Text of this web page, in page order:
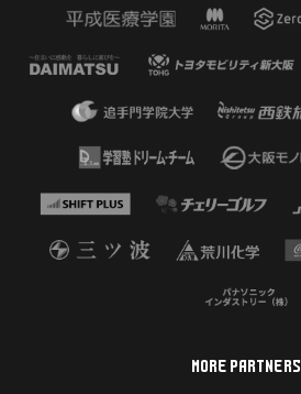
MORE PARTNERS